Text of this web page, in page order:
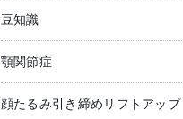
豆知識
顎関節症
顔たるみ引き締めリフトアップ